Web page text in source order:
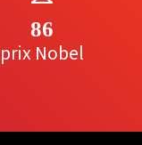
86
prix Nobel